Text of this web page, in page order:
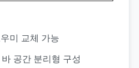
미 교체 가능
공간 분리형 구성